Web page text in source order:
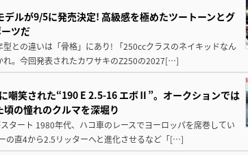
デルが9/5に発売決定! 高級感を極めたツートーンとグ
ツだ
との違いは「骨格」にあり! 「250ccクラスのネイキッドなん
れ。今回発表されたカワサキのZ250の2027[…]
嘲笑された“190 E 2.5-16 エボⅡ”。オークションでは
の憧れのクルマを深堀り
タート 1980年代、ハコ車のレースでヨーロッパを席巻してい
の直4から2.5リッターへと進化させるなど「[…]